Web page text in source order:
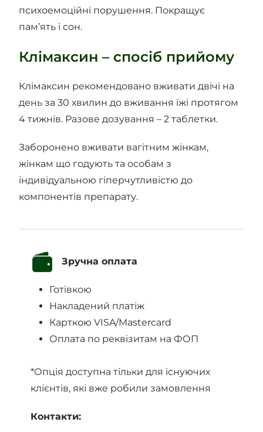
психоемоційні порушення. Покращує
пам’ять і сон.
Клімаксин – спосіб прийому
Клімаксин рекомендовано вживати двічі на
день за 30 хвилин до вживання їжі протягом
4 тижнів. Разове дозування – 2 таблетки.
Заборонено вживати вагітним жінкам,
жінкам що годують та особам з
індивідуальною гіперчутливістю до
компонентів препарату.
Зручна оплата
Готівкою
Накладений платіж
Карткою VISA/Mastercard
Оплата по реквізитам на ФОП
*Опція доступна тільки для існуючих
клієнтів, які вже робили замовлення
Контакти: